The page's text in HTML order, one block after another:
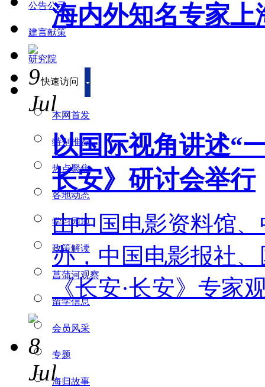
公告公示
建言献策
研究院
快速访问
本网首发
特别推荐
热点聚焦
各地动态
学习园地
政策解读
菖蒲河观察
留学信息
会员风采
专题
海归故事
海内外知名专家
9
Jul
以国际视角讲述“
长安》研讨会举行
由中国电影资料馆
办，中国电影报社
《长安·长安》专家
8
Jul